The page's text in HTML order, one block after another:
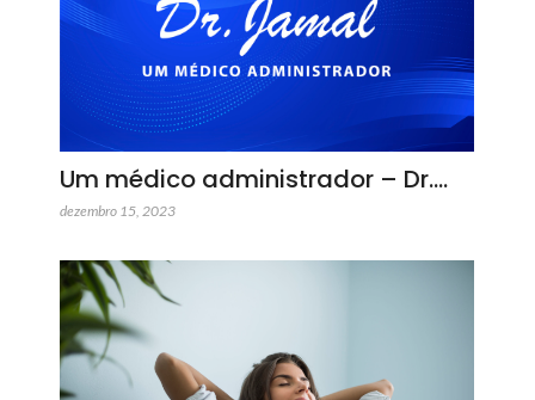
Um médico administrador – Dr.…
dezembro 15, 2023